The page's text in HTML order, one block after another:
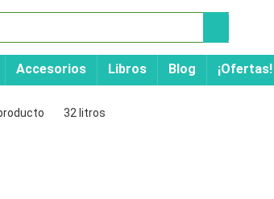
Accesorios Libros Blog ¡Ofertas!
32 litros